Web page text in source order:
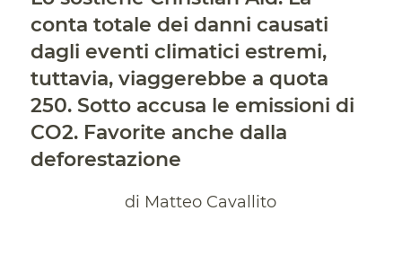
conta totale dei danni causati
dagli eventi climatici estremi,
tuttavia, viaggerebbe a quota
250. Sotto accusa le emissioni di
CO2. Favorite anche dalla
deforestazione
di Matteo Cavallito